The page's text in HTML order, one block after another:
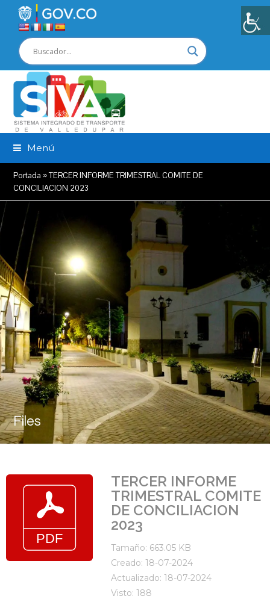
Menú
Portada »TERCER INFORME TRIMESTRAL COMITE DE
CONCILIACION 2023
Files
TERCER INFORME
TRIMESTRAL COMITE
DE CONCILIACION
2023
Tamaño: 663.05 KB
Creado: 18-07-2024
Actualizado: 18-07-2024
Visto: 188